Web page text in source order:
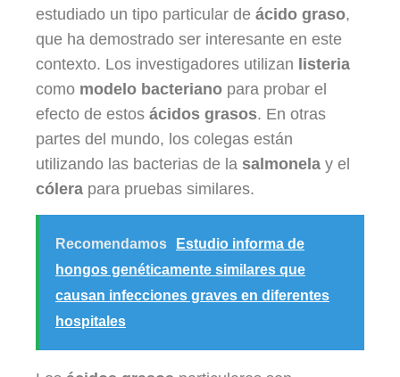
estudiado un tipo particular de ácido graso,
que ha demostrado ser interesante en este
contexto. Los investigadores utilizan listeria
como modelo bacteriano para probar el
efecto de estos ácidos grasos. En otras
partes del mundo, los colegas están
utilizando las bacterias de la salmonela y el
cólera para pruebas similares.
Recomendamos
Estudio informa de
hongos genéticamente similares que
causan infecciones graves en diferentes
hospitales